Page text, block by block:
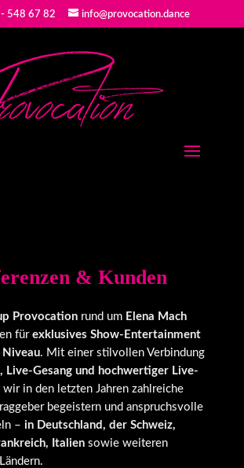
548 67 82 info@provocation.dance
& Kunden
Provocationrund um Elena Mach
für exklusives Show-Entertainment
Niveau. Mit einer stilvollen Verbindung
Live-Gesang und hochwertiger Live-
in den letzten Jahren zahlreiche
begeistern und anspruchsvolle
– in Deutschland, der Schweiz,
Italiensowie weiteren